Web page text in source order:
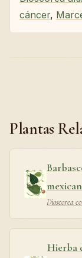
cáncer,
Plantas
Dioscorea
Hierba